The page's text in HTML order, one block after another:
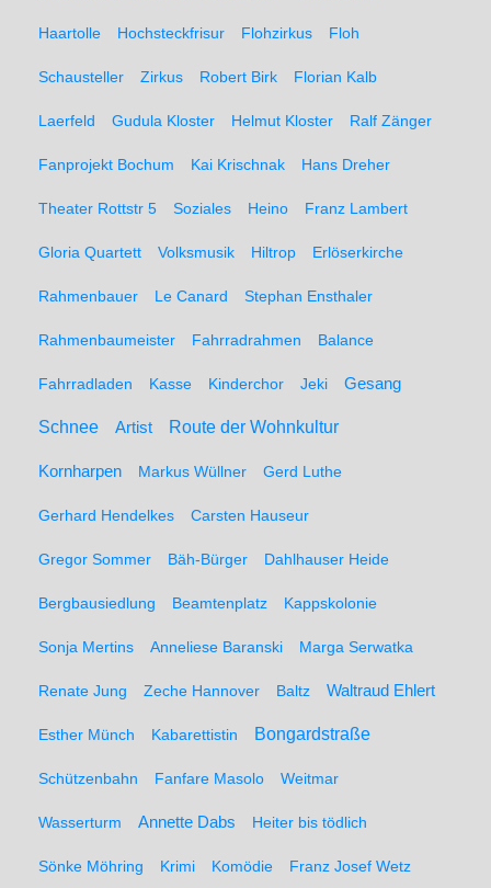
Haartolle Hochsteckfrisur Flohzirkus Floh
Schausteller Zirkus Robert Birk Florian Kalb
Laerfeld Gudula Kloster Helmut Kloster Ralf Zänger
Fanprojekt Bochum Kai Krischnak Hans Dreher
Theater Rottstr 5 Soziales Heino Franz Lambert
Gloria Quartett Volksmusik Hiltrop Erlöserkirche
Rahmenbauer Le Canard Stephan Ensthaler
Rahmenbaumeister Fahrradrahmen Balance
Fahrradladen Kasse Kinderchor Jeki Gesang
Schnee Artist Route der Wohnkultur
Kornharpen Markus Wüllner Gerd Luthe
Gerhard Hendelkes Carsten Hauseur
Gregor Sommer Bäh-Bürger Dahlhauser Heide
Bergbausiedlung Beamtenplatz Kappskolonie
Sonja Mertins Anneliese Baranski Marga Serwatka
Renate Jung Zeche Hannover Baltz Waltraud Ehlert
Esther Münch Kabarettistin Bongardstraße
Schützenbahn Fanfare Masolo Weitmar
Wasserturm Annette Dabs Heiter bis tödlich
Sönke Möhring Krimi Komödie Franz Josef Wetz